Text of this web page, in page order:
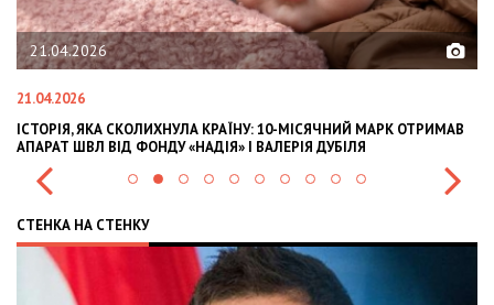
21.04.2026
21.04.2026
ІСТОРІЯ, ЯКА СКОЛИХНУЛА КРАЇНУ: 10-МІСЯЧНИЙ МАРК ОТРИМАВ
АПАРАТ ШВЛ ВІД ФОНДУ «НАДІЯ» І ВАЛЕРІЯ ДУБІЛЯ
СТЕНКА НА СТЕНКУ